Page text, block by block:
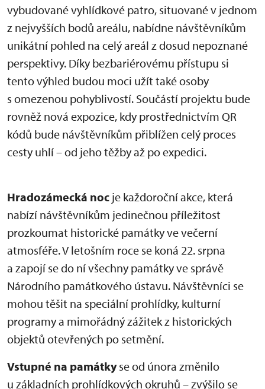
vybudované vyhlídkové patro, situované v jednom
z nejvyšších bodů areálu, nabídne návštěvníkům
unikátní pohled na celý areál z dosud nepoznané
perspektivy. Díky bezbariérovému přístupu si
tento výhled budou moci užít také osoby
s omezenou pohyblivostí. Součástí projektu bude
rovněž nová expozice, kdy prostřednictvím QR
kódů bude návštěvníkům přiblížen celý proces
cesty uhlí – od jeho těžby až po expedici.
Hradozámecká noc je každoroční akce, která
nabízí návštěvníkům jedinečnou příležitost
prozkoumat historické památky ve večerní
atmosféře. V letošním roce se koná 22. srpna
a zapojí se do ní všechny památky ve správě
Národního památkového ústavu. Návštěvníci se
mohou těšit na speciální prohlídky, kulturní
programy a mimořádný zážitek z historických
objektů otevřených po setmění.
Vstupné na památkyse od února změnilo
u základních prohlídkových okruhů – zvýšilo se